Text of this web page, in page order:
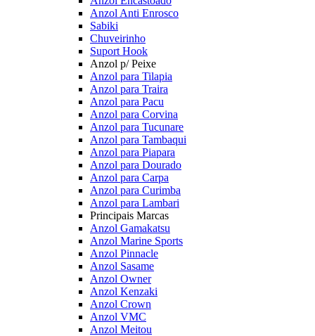
Anzol Anti Enrosco
Sabiki
Chuveirinho
Suport Hook
Anzol p/ Peixe
Anzol para Tilapia
Anzol para Traira
Anzol para Pacu
Anzol para Corvina
Anzol para Tucunare
Anzol para Tambaqui
Anzol para Piapara
Anzol para Dourado
Anzol para Carpa
Anzol para Curimba
Anzol para Lambari
Principais Marcas
Anzol Gamakatsu
Anzol Marine Sports
Anzol Pinnacle
Anzol Sasame
Anzol Owner
Anzol Kenzaki
Anzol Crown
Anzol VMC
Anzol Meitou